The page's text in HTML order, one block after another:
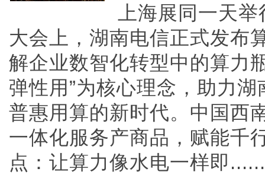
上海展同一天
大会上，湖南电信正式发布
解企业数智化转型中的算力
弹性用”为核心理念，助力
普惠用算的新时代。中国西
一体化服务产商品，赋能千
点：让算力像水电一样即......